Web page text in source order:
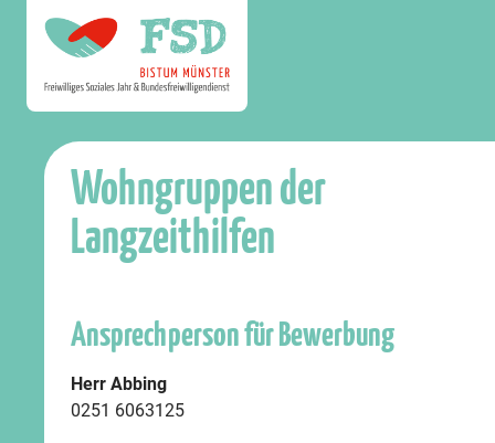
Wohngruppen der
Langzeithilfen
Ansprechperson für Bewerbung
Herr Abbing
0251 6063125